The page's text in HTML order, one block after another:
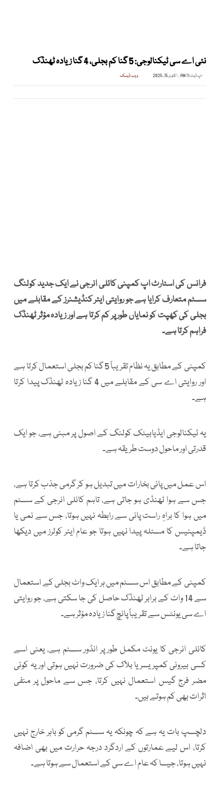
نئی اے سی ٹیکنالوجی: 5 گنا کم بجلی، 4 گنا زیادہ ٹھنڈک
اپ ڈیٹ:11 AM , اکتوبر 15, 2025 ویب ڈیسک
فرانس کی اسٹارٹ اپ کمپنی کائلی انرجی نے ایک جدید کولنگ
سسٹم متعارف کرایا ہے جو روایتی ایئر کنڈیشنرز کے مقابلے میں
بجلی کی کھپت کو نمایاں طور پر کم کرتا ہے اور زیادہ مؤثر ٹھنڈک
فراہم کرتا ہے۔
کمپنی کے مطابق یہ نظام تقریباً 5 گنا کم بجلی استعمال کرتا ہے
اور روایتی اے سی کے مقابلے میں 4 گنا زیادہ ٹھنڈک پیدا کرتا
ہے۔
یہ ٹیکنالوجی ایڈیابیٹک کولنگ کے اصول پر مبنی ہے، جو ایک
قدرتی اور ماحول دوست طریقہ ہے۔
اس عمل میں پانی بخارات میں تبدیل ہو کر گرمی جذب کرتا ہے،
جس سے ہوا ٹھنڈی ہو جاتی ہے، تاہم کائلی انرجی کے سسٹم
میں ہوا کا براہِ راست پانی سے رابطہ نہیں ہوتا، جس سے نمی یا
ڈیمپنیس کا مسئلہ پیدا نہیں ہوتا جو عام ایئر کولرز میں دیکھا
جاتا ہے۔
کمپنی کے مطابق اس سسٹم میں ہر ایک واٹ بجلی کے استعمال
سے 14 واٹ کے برابر ٹھنڈک حاصل کی جا سکتی ہے، جو روایتی
اے سی یونٹس سے تقریباً پانچ گنا زیادہ مؤثر ہے۔
کائلی انرجی کا یونٹ مکمل طور پر انڈور سسٹم ہے، یعنی اسے
کسی بیرونی کمپریسر یا بلاک کی ضرورت نہیں ہوتی اور یہ کوئی
مضر فرج گیس استعمال نہیں کرتا، جس سے ماحول پر منفی
اثرات بھی کم ہوتے ہیں۔
دلچسپ بات یہ ہے کہ چونکہ یہ سسٹم گرمی کو باہر خارج نہیں
کرتا، اس لیے عمارتوں کے اردگرد درجہ حرارت میں بھی اضافہ
نہیں ہوتا، جیسا کہ عام اے سی کے استعمال سے ہوتا ہے۔